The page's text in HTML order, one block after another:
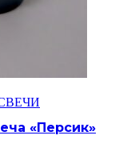
«Персик»